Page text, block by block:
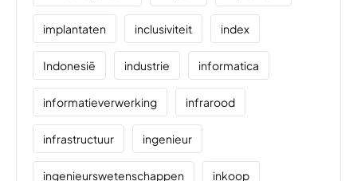
implantaten inclusiviteit index
Indonesië industrie informatica
informatieverwerking infrarood
infrastructuur ingenieur
ingenieurswetenschappen inkoop